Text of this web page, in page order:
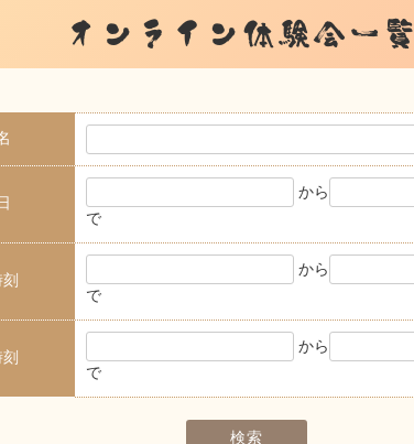
オンライン体験会一覧
から
で
から
で
から
で